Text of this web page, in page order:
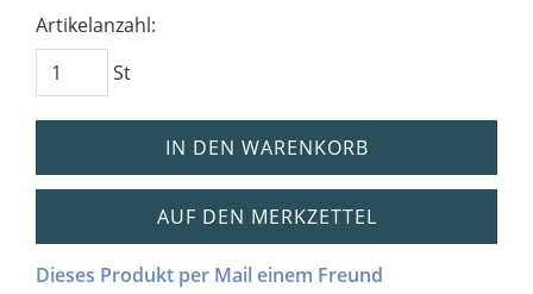
Artikelanzahl:
St
IN DEN WARENKORB
AUF DEN MERKZETTEL
Dieses Produkt per Mail einem Freund